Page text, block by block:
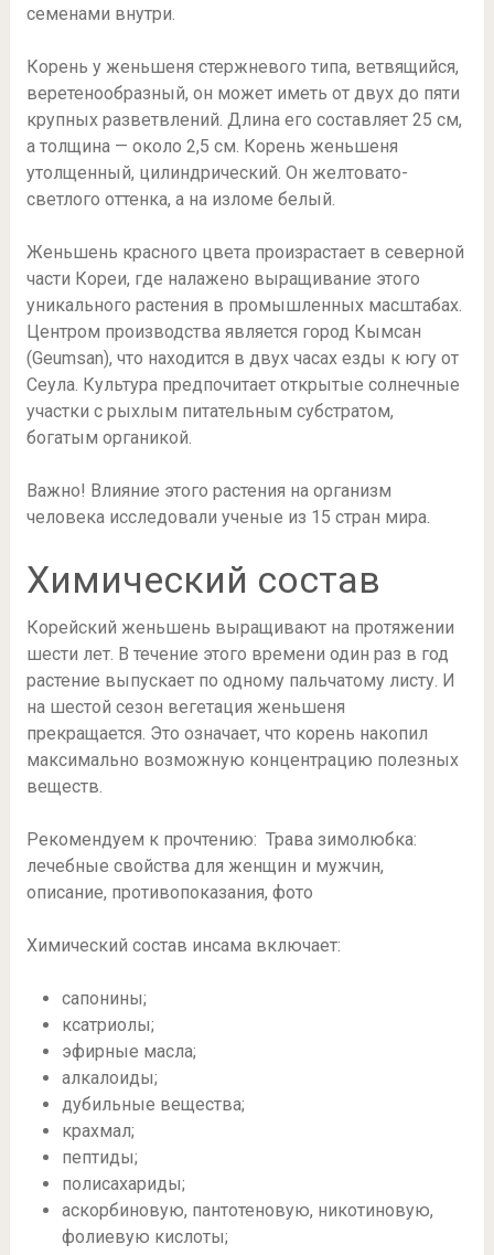
семенами внутри.
Корень у женьшеня стержневого типа, ветвящийся,
веретенообразный, он может иметь от двух до пяти
крупных разветвлений. Длина его составляет 25 см,
а толщина — около 2,5 см. Корень женьшеня
утолщенный, цилиндрический. Он желтовато-
светлого оттенка, а на изломе белый.
Женьшень красного цвета произрастает в северной
части Кореи, где налажено выращивание этого
уникального растения в промышленных масштабах.
Центром производства является город Кымсан
(Geumsan), что находится в двух часах езды к югу от
Сеула. Культура предпочитает открытые солнечные
участки с рыхлым питательным субстратом,
богатым органикой.
Важно! Влияние этого растения на организм
человека исследовали ученые из 15 стран мира.
Химический состав
Корейский женьшень выращивают на протяжении
шести лет. В течение этого времени один раз в год
растение выпускает по одному пальчатому листу. И
на шестой сезон вегетация женьшеня
прекращается. Это означает, что корень накопил
максимально возможную концентрацию полезных
веществ.
Рекомендуем к прочтению: Трава зимолюбка:
лечебные свойства для женщин и мужчин,
описание, противопоказания, фото
Химический состав инсама включает:
сапонины;
ксатриолы;
эфирные масла;
алкалоиды;
дубильные вещества;
крахмал;
пептиды;
полисахариды;
аскорбиновую, пантотеновую, никотиновую,
фолиевую кислоты;